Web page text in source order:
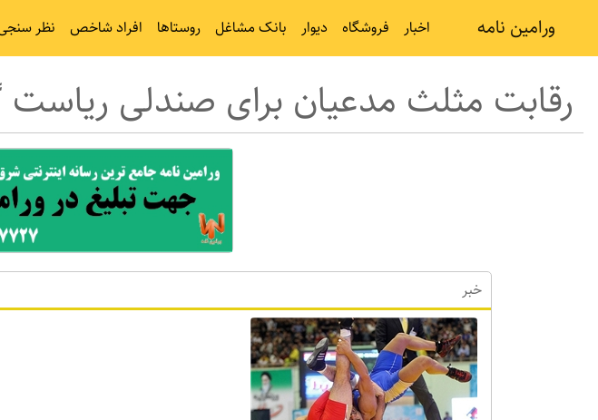
ورامین نامه اخبار فروشگاه دیوار بانک مشاغل روستاها افراد شاخص نظر
رقابت مثلث مدعیان برای صندلی
خبر